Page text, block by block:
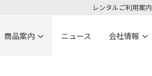
レンタルご利用案内
商品案内 ニュース 会社情報